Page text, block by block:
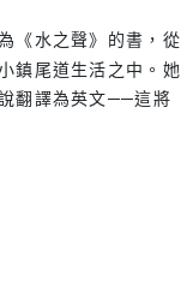
《水之聲》的書，從
鎮尾道生活之中。她
翻譯為英文──這將